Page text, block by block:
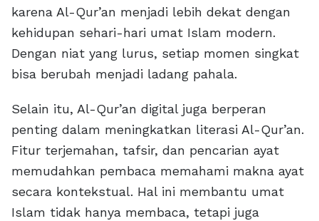
karena Al-Qur’an menjadi lebih dekat dengan
kehidupan sehari-hari umat Islam modern.
Dengan niat yang lurus, setiap momen singkat
bisa berubah menjadi ladang pahala.
Selain itu, Al-Qur’an digital juga berperan
penting dalam meningkatkan literasi Al-Qur’an.
Fitur terjemahan, tafsir, dan pencarian ayat
memudahkan pembaca memahami makna ayat
secara kontekstual. Hal ini membantu umat
Islam tidak hanya membaca, tetapi juga